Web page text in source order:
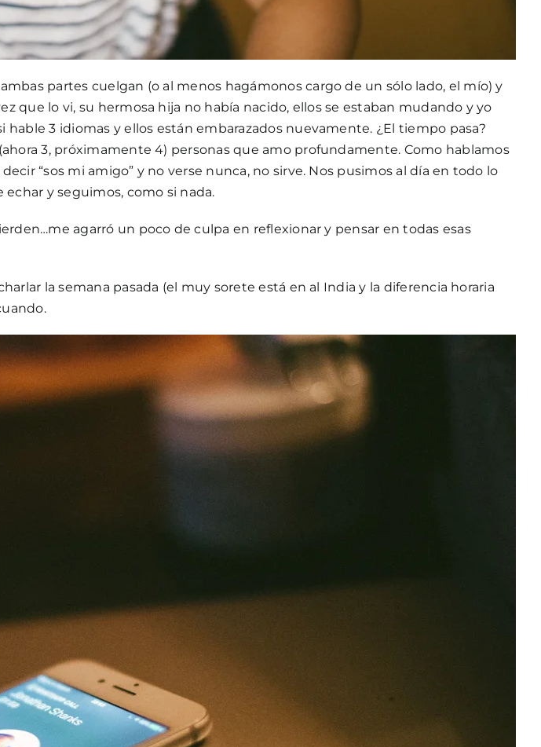
partes cuelgan (o al menos hagámonos cargo de un sólo lado, el mío) y
que lo vi, su hermosa hija no había nacido, ellos se estaban mudando y yo
hable 3 idiomas y ellos están embarazados nuevamente. ¿El tiempo pasa?
3, próximamente 4) personas que amo profundamente. Como hablamos
“sos mi amigo” y no verse nunca, no sirve. Nos pusimos al día en todo lo
y seguimos, como si nada.
agarró un poco de culpa en reflexionar y pensar en todas esas
la semana pasada (el muy sorete está en al India y la diferencia horaria